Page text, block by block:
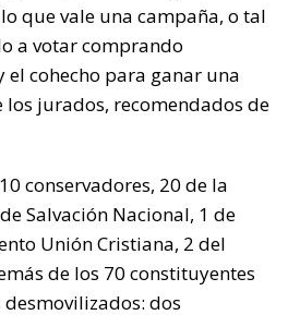
que vale una campaña, o tal
a votar comprando
cohecho para ganar una
jurados, recomendados de
conservadores, 20 de la
Salvación Nacional, 1 de
Unión Cristiana, 2 del
de los 70 constituyentes
dos